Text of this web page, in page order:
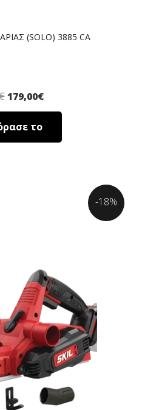
(SOLO) 3885 CA
179,00€
το
-18%